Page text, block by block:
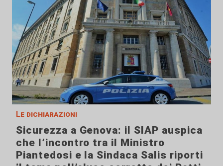
Le dichiarazioni
Sicurezza a Genova: il SIAP auspica
che l’incontro tra il Ministro
Piantedosi e la Sindaca Salis riporti